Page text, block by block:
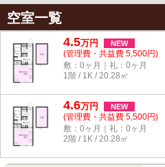
空室一覧
4.5万円 NEW
(管理費・共益費 5,500円)
敷：0ヶ月｜礼：0ヶ月
1階 / 1K / 20.28㎡
4.6万円 NEW
(管理費・共益費 5,500円)
敷：0ヶ月｜礼：0ヶ月
2階 / 1K / 20.28㎡